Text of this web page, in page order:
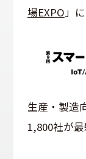
場EXPO 」
生産・製造
1,800社が